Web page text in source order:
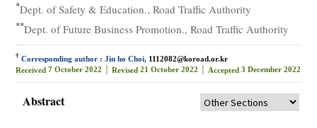
*Dept. of Safety & Education., Road Traffic Authority
**Dept. of Future Business Promotion., Road Traffic Authority
† Corresponding author : Jin ho Choi, 1112082@koroad.or.kr
Received 7 October 2022 │Revised 21 October 2022 │ Accepted 3 December 2022
Abstract